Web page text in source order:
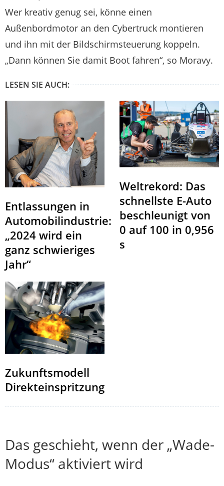
Wer kreativ genug sei, könne einen
Außenbordmotor an den Cybertruck montieren
und ihn mit der Bildschirmsteuerung koppeln.
„Dann können Sie damit Boot fahren“, so Moravy.
LESEN SIE AUCH:
Entlassungen in
Automobilindustrie:
„2024 wird ein
ganz schwieriges
Jahr“
Weltrekord: Das
schnellste E-Auto
beschleunigt von
0 auf 100 in 0,956
s
Zukunftsmodell
Direkteinspritzung
Das geschieht, wenn der „Wade-
Modus“ aktiviert wird